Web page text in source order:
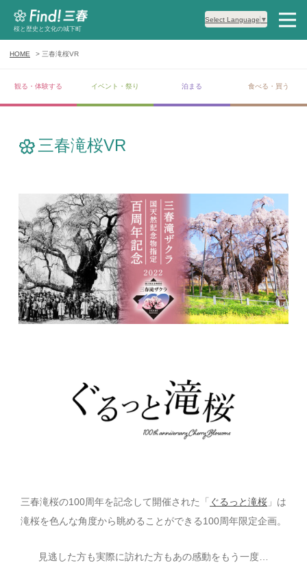
桜と歴史と文化の城下町
Select Language ▼
HOME 三春滝桜VR
観る・体験する イベント・祭り 泊まる 食べる・買う
三春滝桜VR
三春滝桜の100周年を記念して開催された​「 ぐるっと滝桜」は
滝桜を色んな角度から眺めることができる100周年限定企画。
見逃した方も実際に訪れた方もあの感動をもう一度…